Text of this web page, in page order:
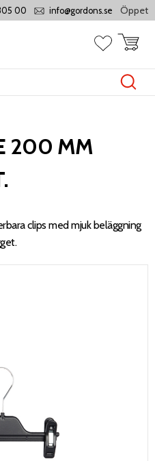
00 info@gordons.se Öppet
Favoriter
200 MM
clips med mjuk beläggning